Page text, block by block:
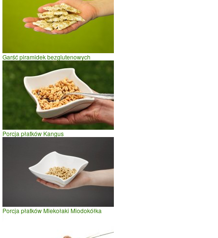
Garść piramidek bezglutenowych
Porcja płatków Kangus
Porcja płatków Mlekołaki Miodokółka